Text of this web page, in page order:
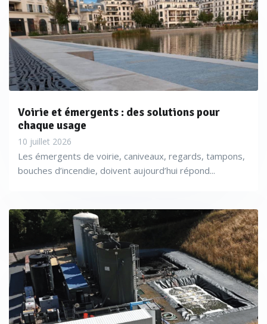
Voirie et émergents : des solutions pour
chaque usage
10 juillet 2026
Les émergents de voirie, caniveaux, regards, tampons,
bouches d’incendie, doivent aujourd’hui répond...